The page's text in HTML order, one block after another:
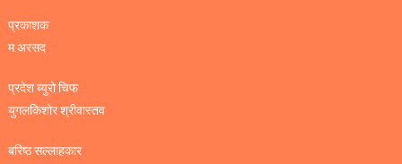
प्रकाशक
म.अरसद
प्रदेश ब्युरो चिफ
युगलकिशोर श्रीवास्तव
बरिष्ठ सल्लाहकार